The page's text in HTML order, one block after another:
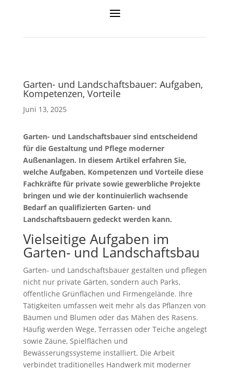
Garten- und Landschaftsbauer: Aufgaben,
Kompetenzen, Vorteile
Juni 13, 2025
Garten- und Landschaftsbauer sind entscheidend
für die Gestaltung und Pflege moderner
Außenanlagen. In diesem Artikel erfahren Sie,
welche Aufgaben, Kompetenzen und Vorteile diese
Fachkräfte für private sowie gewerbliche Projekte
bringen und wie der kontinuierlich wachsende
Bedarf an qualifizierten Garten- und
Landschaftsbauern gedeckt werden kann.
Vielseitige Aufgaben im
Garten- und Landschaftsbau
Garten- und Landschaftsbauer gestalten und pflegen
nicht nur private Gärten, sondern auch Parks,
öffentliche Grünflächen und Firmengelände. Ihre
Tätigkeiten umfassen weit mehr als das Pflanzen von
Bäumen und Blumen oder das Mähen des Rasens.
Häufig werden Wege, Terrassen oder Teiche angelegt
sowie Zäune, Spielflächen und
Bewässerungssysteme installiert. Die Arbeit
verbindet traditionelles Handwerk mit moderner